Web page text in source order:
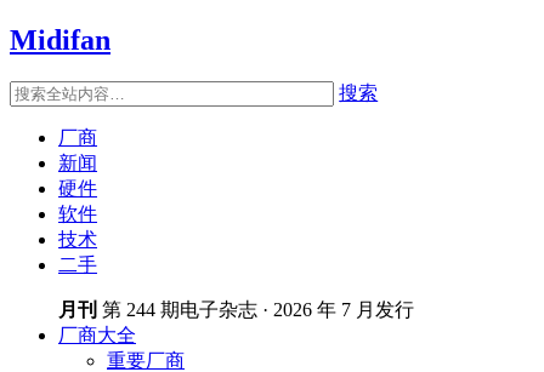
Midifan
搜索
厂商
新闻
硬件
软件
技术
二手
月刊 第 244 期电子杂志 · 2026 年 7 月发行
厂商大全
重要厂商